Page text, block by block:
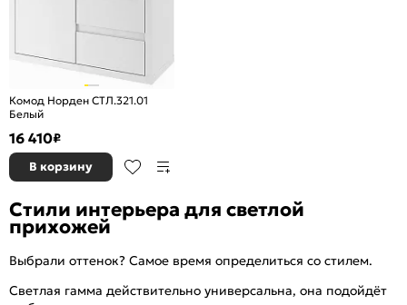
Комод Норден СТЛ.321.01
Белый
16 410₽
В корзину
Стили интерьера для светлой
прихожей
Выбрали оттенок? Самое время определиться со стилем.
Светлая гамма действительно универсальна, она подойдёт